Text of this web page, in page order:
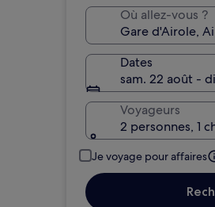
Où allez-vous ?
Dates
sam. 22 août -
Voyageurs
2 personnes, 1
Je voyage pour affaires